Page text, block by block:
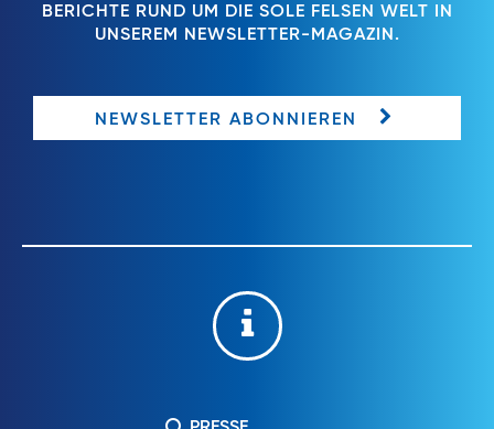
BERICHTE RUND UM DIE SOLE FELSEN WELT IN
UNSEREM NEWSLETTER-MAGAZIN.
NEWSLETTER ABONNIEREN